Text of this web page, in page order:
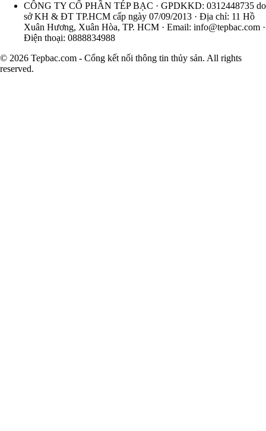
CÔNG TY CỔ PHẦN TÉP BẠC · GPDKKD: 0312448735 do
sở KH & ĐT TP.HCM cấp ngày 07/09/2013 · Địa chỉ: 11 Hồ
Xuân Hương, Xuân Hòa, TP. HCM · Email: info@tepbac.com ·
Điện thoại: 0888834988
© 2026 Tepbac.com - Cổng kết nối thông tin thủy sản. All rights
reserved.